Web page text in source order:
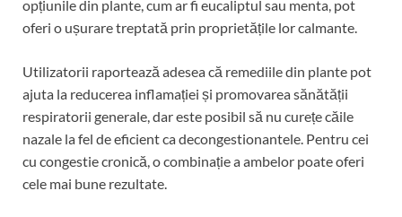
opțiunile din plante, cum ar fi eucaliptul sau menta, pot
oferi o ușurare treptată prin proprietățile lor calmante.
Utilizatorii raportează adesea că remediile din plante pot
ajuta la reducerea inflamației și promovarea sănătății
respiratorii generale, dar este posibil să nu curețe căile
nazale la fel de eficient ca decongestionantele. Pentru cei
cu congestie cronică, o combinație a ambelor poate oferi
cele mai bune rezultate.